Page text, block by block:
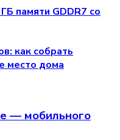
памяти GDDR7 со
как собрать
место дома
— мобильного